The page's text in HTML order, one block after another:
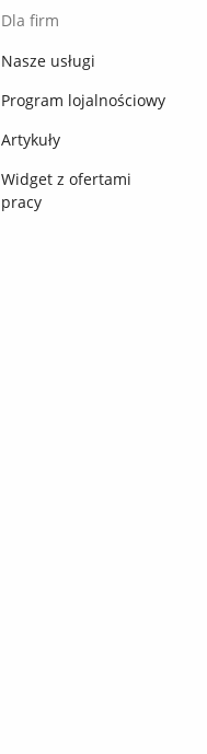
Dla firm
Nasze usługi
Program lojalnościowy
Artykuły
Widget z ofertami
pracy